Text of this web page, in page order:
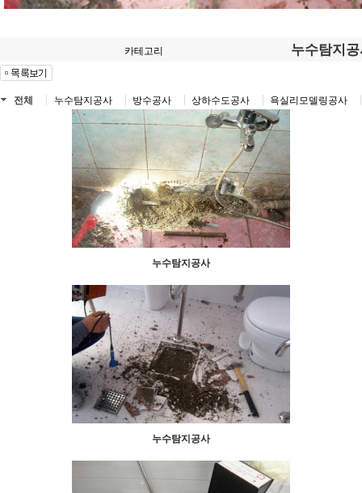
카테고리 누수탐지
전체 누수탐지공사 방수공사 상하수도공사 욕실리모델링공사
누수탐지공사
누수탐지공사